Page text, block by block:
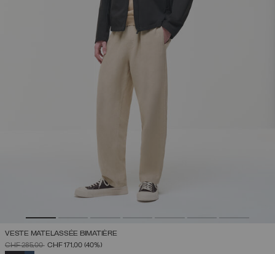
VESTE MATELASSÉE BIMATIÈRE
PRIX RÉDUIT DE
CHF 285,00ÀCHF 171,00 (40%)